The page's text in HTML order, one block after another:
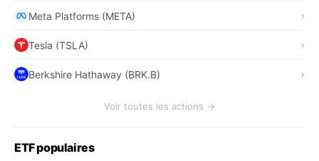
Meta Platforms (META)
Tesla (TSLA)
Berkshire Hathaway (BRK.B)
Voir toutes les actions →
ETF populaires